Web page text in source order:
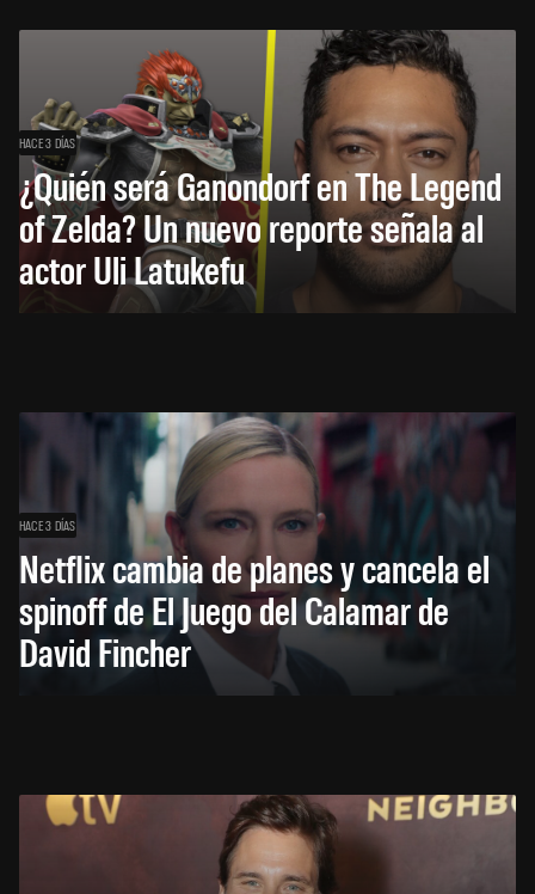
HACE 3 DÍAS
¿Quién será Ganondorf en The Legend
of Zelda? Un nuevo reporte señala al
actor Uli Latukefu
HACE 3 DÍAS
Netflix cambia de planes y cancela el
spinoff de El Juego del Calamar de
David Fincher